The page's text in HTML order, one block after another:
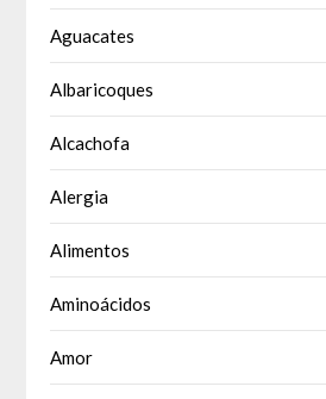
Aguacates
Albaricoques
Alcachofa
Alergia
Alimentos
Aminoácidos
Amor